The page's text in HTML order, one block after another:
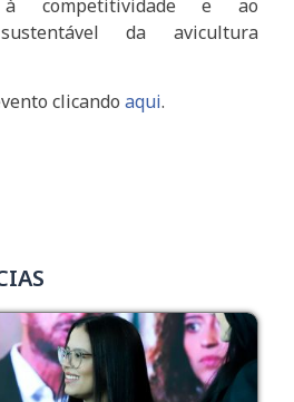
à competitividade e ao
da avicultura
clicandoaqui.